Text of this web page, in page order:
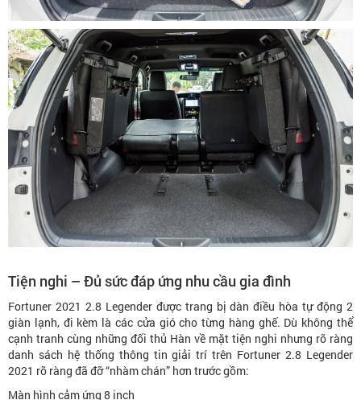
Tiện nghi – Đủ sức đáp ứng nhu cầu gia đình
Fortuner 2021 2.8 Legender được trang bị dàn điều hòa tự động 2
giàn lạnh, đi kèm là các cửa gió cho từng hàng ghế. Dù không thể
cạnh tranh cùng những đối thủ Hàn về mặt tiện nghi nhưng rõ ràng
danh sách hệ thống thông tin giải trí trên Fortuner 2.8 Legender
2021 rõ ràng đã đỡ “nhàm chán” hơn trước gồm:
Màn hình cảm ứng 8 inch